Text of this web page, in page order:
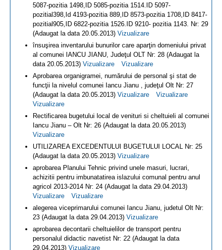
5087-pozitia 1498,ID 5085-pozitia 1514.ID 5097-
pozitial398,Id 4193-pozitia 889,ID 8573-pozitia 1708,ID 8417-
pozitial905,ID 6822-pozitia 1526.ID 9210- pozitia 1143. Nr: 29
(Adaugat la data 20.05.2013) Vizualizare
însuşirea inventarului bunurilor care aparţin domeniului privat
al comunei IANCU JIANU, Judeţul OLT Nr: 28 (Adaugat la
data 20.05.2013) Vizualizare
Vizualizare
Aprobarea organigramei, numărului de personal şi stat de
funcţii la nivelul comunei Iancu Jianu , judeţul Olt Nr: 27
(Adaugat la data 20.05.2013) Vizualizare
Vizualizare
Vizualizare
Rectificarea bugetului local de venituri si cheltuieli al comunei
Iancu Jianu – Olt Nr: 26 (Adaugat la data 20.05.2013)
Vizualizare
UTILIZAREA EXCEDENTULUI BUGETULUI LOCAL Nr: 25
(Adaugat la data 20.05.2013) Vizualizare
aprobarea Planului Tehnic privind unele masuri, lucrari,
achizitii pentru imbunatatirea islazului comunal pentru anul
agricol 2013-2014 Nr: 24 (Adaugat la data 29.04.2013)
Vizualizare
Vizualizare
alegerea viceprimarului comunei Iancu Jianu, judetul Olt Nr:
23 (Adaugat la data 29.04.2013) Vizualizare
aprobarea decontarii cheltuielilor de transport pentru
personalul didactic navetist Nr: 22 (Adaugat la data
29.04.2013) Vizualizare